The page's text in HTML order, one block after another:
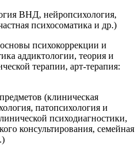
ВНД, нейропсихология,
психосоматика и др.)
психокоррекции и
аддиктологии, теория и
терапии, арт-терапия:
(клиническая
патопсихология и
психодиагностики,
консультирования, семейная